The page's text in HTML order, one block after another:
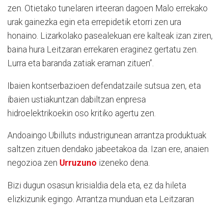
zen. Otietako tunelaren irteeran dagoen Malo errekako
urak gainezka egin eta errepidetik etorri zen ura
honaino. Lizarkolako pasealekuan ere kalteak izan ziren,
baina hura Leitzaran errekaren eraginez gertatu zen.
Lurra eta baranda zatiak eraman zituen”.
Ibaien kontserbazioen defendatzaile sutsua zen, eta
ibaien ustiakuntzan dabiltzan enpresa
hidroelektrikoekin oso kritiko agertu zen.
Andoaingo Ubilluts industrigunean arrantza produktuak
saltzen zituen dendako jabeetakoa da. Izan ere, anaien
negozioa zen Urruzuno izeneko dena.
Bizi dugun osasun krisialdia dela eta, ez da hileta
elizkizunik egingo. Arrantza munduan eta Leitzaran